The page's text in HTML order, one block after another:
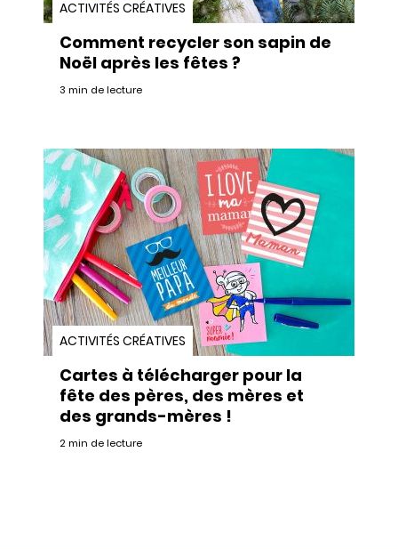
ACTIVITÉS CRÉATIVES
Comment recycler son sapin de
Noël après les fêtes ?
3 min de lecture
ACTIVITÉS CRÉATIVES
Cartes à télécharger pour la
fête des pères, des mères et
des grands-mères !
2 min de lecture